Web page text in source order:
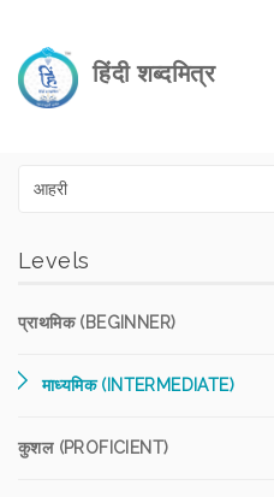
हिंदी शब्दमित्र
Levels
प्राथमिक (BEGINNER)
माध्यमिक (INTERMEDIATE)
कुशल (PROFICIENT)